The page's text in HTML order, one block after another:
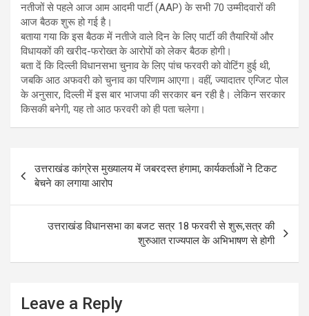
नतीजों से पहले आज आम आदमी पार्टी (AAP) के सभी 70 उम्मीदवारों की
आज बैठक शुरू हो गई है।
बताया गया कि इस बैठक में नतीजे वाले दिन के लिए पार्टी की तैयारियों और
विधायकों की खरीद-फरोख्त के आरोपों को लेकर बैठक होगी।
बता दें कि दिल्ली विधानसभा चुनाव के लिए पांच फरवरी को वोटिंग हुई थी,
जबकि आठ अफवरी को चुनाव का परिणाम आएगा। वहीं, ज्यादातर एग्जिट पोल
के अनुसार, दिल्ली में इस बार भाजपा की सरकार बन रही है। लेकिन सरकार
किसकी बनेगी, यह तो आठ फरवरी को ही पता चलेगा।
navigation
उत्तराखंड कांग्रेस मुख्यालय में जबरदस्त हंगामा, कार्यकर्ताओं ने टिकट
बेचने का लगाया आरोप
उत्तराखंड विधानसभा का बजट सत्र 18 फरवरी से शुरू,सत्र की
शुरुआत राज्यपाल के अभिभाषण से होगी
Leave a Reply